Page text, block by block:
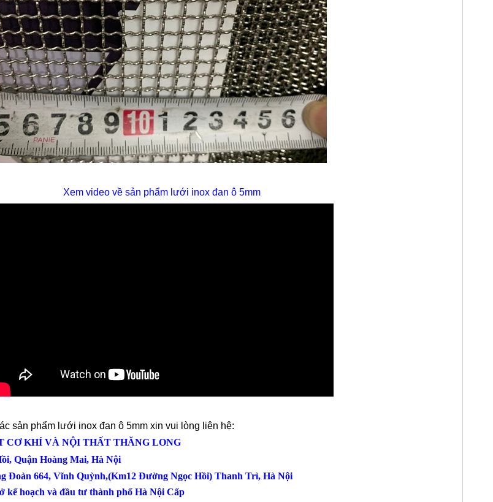
Xem video về sản phẩm lưới inox đan ô 5mm
sản phẩm lưới inox đan ô 5mm xin vui lòng liên hệ:
CƠ KHÍ VÀ NỘI THẤT THĂNG LONG
Quận Hoàng Mai, Hà Nội
Đoàn 664, Vĩnh Quỳnh,(Km12 Đường Ngọc Hồi) Thanh Trì, Hà Nội
kế hoạch và đầu tư thành phố Hà Nội Cấp